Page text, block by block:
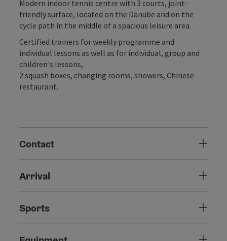
Modern indoor tennis centre with 3 courts, joint-
friendly surface, located on the Danube and on the
cycle path in the middle of a spacious leisure area.
Certified trainers for weekly programme and
individual lessons as well as for individual, group and
children's lessons,
2 squash boxes, changing rooms, showers, Chinese
restaurant.
Contact
Arrival
Sports